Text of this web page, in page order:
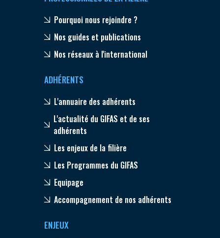
Pourquoi nous rejoindre ?
Nos guides et publications
Nos réseaux à l'international
ADHÉRENTS
L'annuaire des adhérents
L'actualité du GIFAS et de ses
adhérents
Les enjeux de la filière
Les Programmes du GIFAS
Equipage
Accompagnement de nos adhérents
ENJEUX